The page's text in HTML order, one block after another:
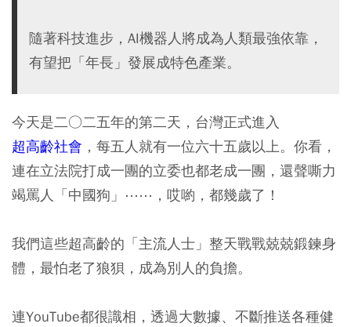
隨著科技進步，AI機器人將成為人類最強依靠，
有望把「年長」發展成特色產業。
今天是二○二五年的第二天，台灣正式進入
超高齡社會 ，每五人就有一位六十五歲以上。你看，
連在立法院打成一團的立委也都老成一團，還聲嘶力
竭罵人「中國狗」⋯⋯，哎喲，都幾歲了！
我們這些超高齡的「主流人士」整天戰戰兢兢鍛鍊身
體，最怕老了狼狽，成為別人的負擔。
連YouTube都很識相，透過大數據、不斷推送各種健